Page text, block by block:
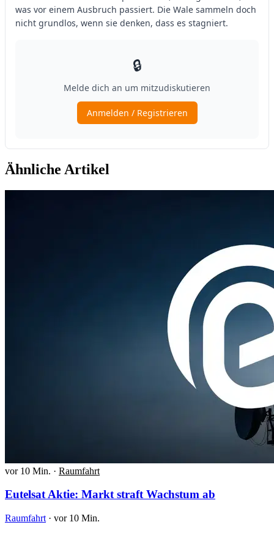
Ähnliche Artikel
vor 10 Min. · Raumfahrt
Eutelsat Aktie: Markt straft Wachstum ab
Raumfahrt · vor 10 Min.